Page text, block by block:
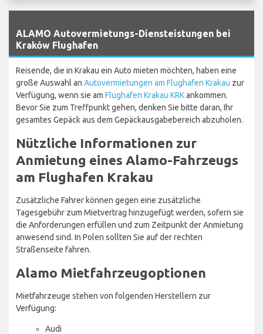
ALAMO Autovermietungs-Diensteistungen bei
Kraków Flughafen
Reisende, die in Krakau ein Auto mieten möchten, haben eine
große Auswahl an Autovermietungen am Flughafen Krakau zur
Verfügung, wenn sie am Flughafen Krakau KRKankommen.
Bevor Sie zum Treffpunkt gehen, denken Sie bitte daran, Ihr
gesamtes Gepäck aus dem Gepäckausgabebereich abzuholen.
Nützliche Informationen zur
Anmietung eines Alamo-Fahrzeugs
am Flughafen Krakau
Zusätzliche Fahrer können gegen eine zusätzliche
Tagesgebühr zum Mietvertrag hinzugefügt werden, sofern sie
die Anforderungen erfüllen und zum Zeitpunkt der Anmietung
anwesend sind. In Polen sollten Sie auf der rechten
Straßenseite fahren.
Alamo Mietfahrzeugoptionen
Mietfahrzeuge stehen von folgenden Herstellern zur
Verfügung:
Audi